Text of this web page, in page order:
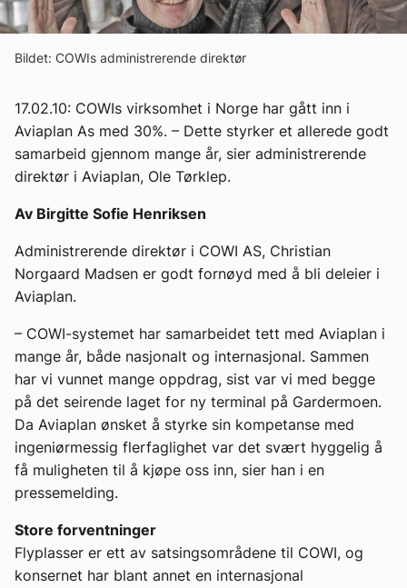
Kontakt oss:
Kontakt oss
Tips oss
eBlad
Bildet: COWIs administrerende direktør
17.02.10: COWIs virksomhet i Norge har gått inn i
Aviaplan As med 30%. – Dette styrker et allerede godt
samarbeid gjennom mange år, sier administrerende
direktør i Aviaplan, Ole Tørklep.
Av Birgitte Sofie Henriksen
Administrerende direktør i COWI AS, Christian
Norgaard Madsen er godt fornøyd med å bli deleier i
Aviaplan.
– COWI-systemet har samarbeidet tett med Aviaplan i
mange år, både nasjonalt og internasjonal. Sammen
har vi vunnet mange oppdrag, sist var vi med begge
på det seirende laget for ny terminal på Gardermoen.
Da Aviaplan ønsket å styrke sin kompetanse med
ingeniørmessig flerfaglighet var det svært hyggelig å
få muligheten til å kjøpe oss inn, sier han i en
pressemelding.
Store forventninger
Flyplasser er ett av satsingsområdene til COWI, og
konsernet har blant annet en internasjonal